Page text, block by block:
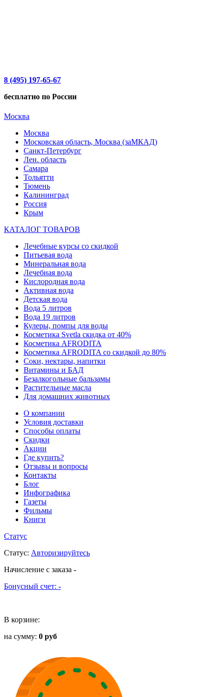
8 (495) 197-65-67
бесплатно по России
Москва
Москва
Московская область, Москва (заМКАД)
Санкт-Петербург
Лен. область
Самара
Тольятти
Тюмень
Калининград
Россия
Крым
КАТАЛОГ ТОВАРОВ
Лечебные курсы со скидкой
Питьевая вода
Минеральная вода
Лечебная вода
Кислородная вода
Активная вода
Детская вода
Вода 5 литров
Вода 19 литров
Кулеры, помпы для воды
Косметика Svetla скидка от 40%
Косметика AFRODITA
Косметика AFRODITA со скидкой до 80%
Соки, нектары, напитки
Витамины и БАД
Безалкогольные бальзамы
Растительные масла
Для домашних животных
О компании
Условия доставки
Способы оплаты
Скидки
Акции
Где купить?
Отзывы и вопросы
Контакты
Блог
Инфографика
Газеты
Фильмы
Книги
Статус
Статус: Авторизируйтесь
Начисление с заказа -
Бонусный счет: -
В корзине:
на сумму: 0 руб